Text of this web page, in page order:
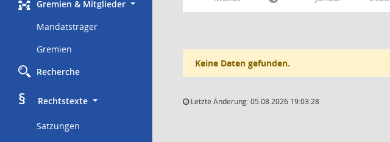
Gremien & Mitglieder
Mandatsträger
Gremien
Recherche
§
     Rechtstexte
Satzungen
Keine Daten gefunden.
Letzte Änderung: 05.08.2026 19:03:28